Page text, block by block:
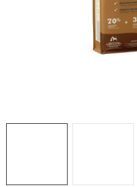
O nás Kontakty
Doprava a
Zásady použivání souboru